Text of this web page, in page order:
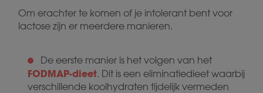
Om erachter te komen of je intolerant bent voor
lactose zijn er meerdere manieren.
De eerste manier is het volgen van het
FODMAP-dieet. Dit is een eliminatiedieet waarbij
verschillende koolhydraten tijdelijk vermeden